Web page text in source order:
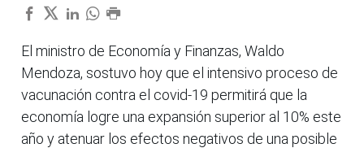
El ministro de Economía y Finanzas, Waldo
Mendoza, sostuvo hoy que el intensivo proceso de
vacunación contra el covid-19 permitirá que la
economía logre una expansión superior al 10% este
año y atenuar los efectos negativos de una posible